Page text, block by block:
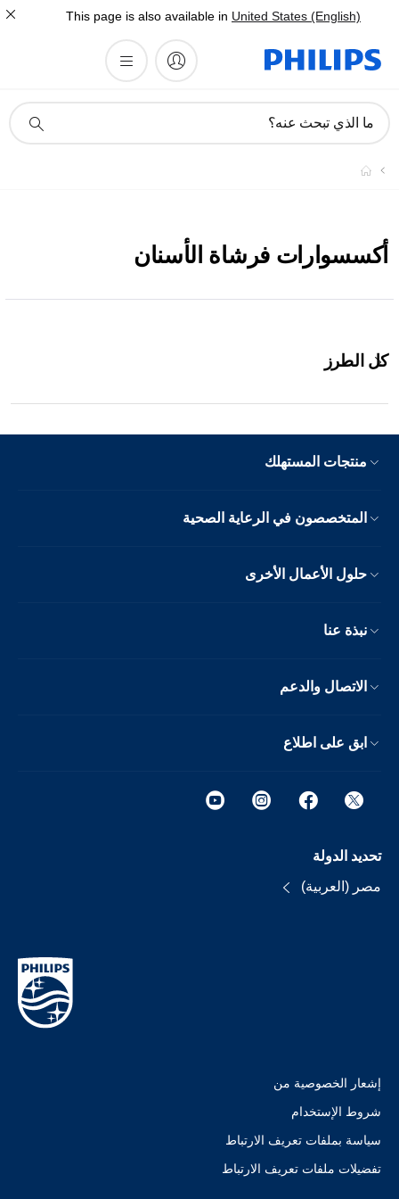
This page is also available in United States (English)
دعم
ما الذي تبحث عنه؟
أكسسوارات فرشاة الأسنان
كل الطرز
منتجات المستهلك
المتخصصون في الرعاية الصحية
حلول الأعمال الأخرى
نبذة عنا
الاتصال والدعم
ابق على اطلاع
تحديد الدولة
مصر (العربية)
إشعار الخصوصية من
شروط الإستخدام
سياسة بملفات تعريف الارتباط
تفضيلات ملفات تعريف الارتباط